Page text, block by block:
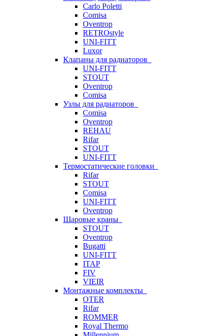
Carlo Poletti
Comisa
Oventrop
RETROstyle
UNI-FITT
Luxor
Клапаны для радиаторов
UNI-FITT
STOUT
Oventrop
Comisa
Узлы для радиаторов
Comisa
Oventrop
REHAU
Rifar
STOUT
UNI-FITT
Термостатические головки
Rifar
STOUT
Comisa
UNI-FITT
Oventrop
Шаровые краны
STOUT
Oventrop
Bugatti
UNI-FITT
ITAP
FIV
VIEIR
Монтажные комплекты
OTER
Rifar
ROMMER
Royal Thermo